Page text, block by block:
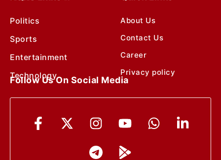
Politics
Sports
Entertainment
Technology
About Us
Contact Us
Career
Privacy policy
Follow Us On Social Media